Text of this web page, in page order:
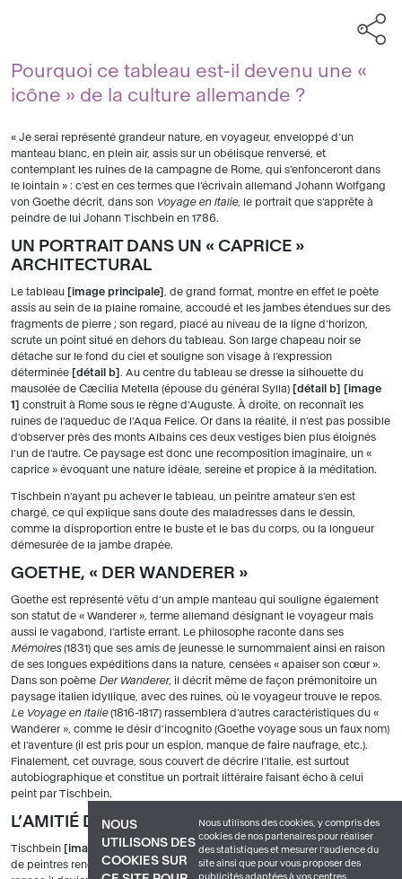
NOUS
UTILISONS DES
COOKIES SUR
Nous utilisons des cookies, y compris des
cookies de nos partenaires pour réaliser
des statistiques et mesurer l'audience du
site ainsi que pour vous proposer des
publicités adaptées à vos centres
Pourquoi ce tableau est-il devenu une «
icône » de la culture allemande ?
« Je serai représenté grandeur nature, en voyageur, enveloppé d’un
manteau blanc, en plein air, assis sur un obélisque renversé, et
contemplant les ruines de la campagne de Rome, qui s’enfonceront dans
le lointain » : c’est en ces termes que l’écrivain allemand Johann Wolfgang
von Goethe décrit, dans son Voyage en Italie, le portrait que s’apprête à
peindre de lui Johann Tischbein en 1786.
UN PORTRAIT DANS UN « CAPRICE »
ARCHITECTURAL
Le tableau image principale
, de grand format, montre en effet le poète
assis au sein de la plaine romaine, accoudé et les jambes étendues sur des
fragments de pierre ; son regard, placé au niveau de la ligne d’horizon,
scrute un point situé en dehors du tableau. Son large chapeau noir se
détache sur le fond du ciel et souligne son visage à l’expression
déterminée
détail b . Au centre du tableau se dresse la silhouette du
mausolée de Cæcilia Metella (épouse du général Sylla)
détail b
image
1
construit à Rome sous le règne d’Auguste. À droite, on reconnaît les
ruines de l’aqueduc de l’Aqua Felice. Or dans la réalité, il n’est pas possible
d’observer près des monts Albains ces deux vestiges bien plus éloignés
l’un de l’autre. Ce paysage est donc une recomposition imaginaire, un «
caprice » évoquant une nature idéale, sereine et propice à la méditation.
Tischbein n’ayant pu achever le tableau, un peintre amateur s’en est
chargé, ce qui explique sans doute des maladresses dans le dessin,
comme la disproportion entre le buste et le bas du corps, ou la longueur
démesurée de la jambe drapée.
GOETHE, « DER WANDERER »
Goethe est représenté vêtu d’un ample manteau qui souligne également
son statut de « Wanderer », terme allemand désignant le voyageur mais
aussi le vagabond, l’artiste errant. Le philosophe raconte dans ses
Mémoires(1831) que ses amis de jeunesse le surnommaient ainsi en raison
de ses longues expéditions dans la nature, censées « apaiser son cœur ».
Dans son poème Der Wanderer, il décrit même de façon prémonitoire un
paysage italien idyllique, avec des ruines, où le voyageur trouve le repos.
Le Voyage en Italie(1816-1817) rassemblera d’autres caractéristiques du «
Wanderer », comme le désir d’incognito (Goethe voyage sous un faux nom)
et l’aventure (il est pris pour un espion, manque de faire naufrage, etc.).
Finalement, cet ouvrage, sous couvert de décrire l’Italie, est surtout
autobiographique et constitue un portrait littéraire faisant écho à celui
peint par Tischbein.
L’AMITIÉ D’UN PEINTRE ET D’UN POÈTE
Tischbein image 2
appartient à la quatrième génération d’une dynastie
de peintres renommés dans le nord de l’Allemagne. Issu de la tradition